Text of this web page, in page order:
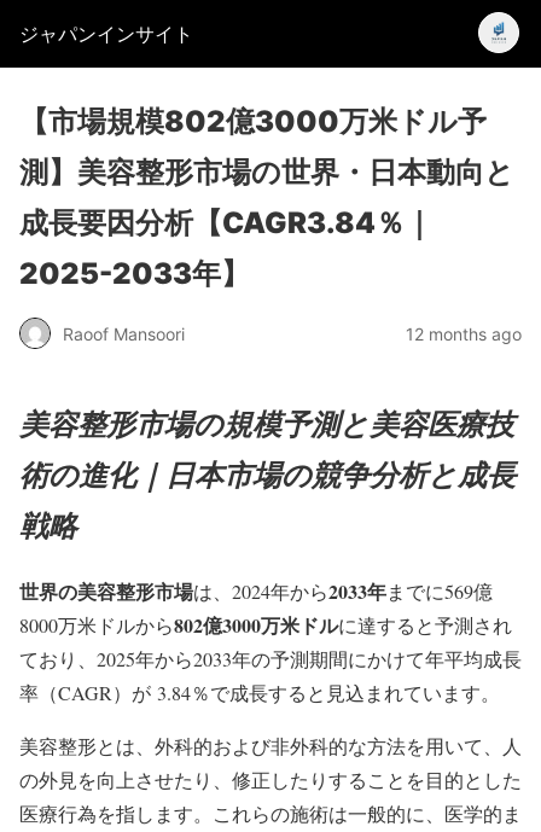
ジャパンインサイト
【市場規模802億3000万米ドル予
測】美容整形市場の世界・日本動向と
成長要因分析【CAGR3.84％｜
2025-2033年】
Raoof Mansoori 12 months ago
美容整形市場の規模予測と美容医療技
術の進化｜日本市場の競争分析と成長
戦略
世界の美容整形市場は、2024年から2033年までに569億
8000万米ドルから802億3000万米ドルに達すると予測され
ており、2025年から2033年の予測期間にかけて年平均成長
率（CAGR）が 3.84％で成長すると見込まれています。
美容整形とは、外科的および非外科的な方法を用いて、人
の外見を向上させたり、修正したりすることを目的とした
医療行為を指します。これらの施術は一般的に、医学的ま